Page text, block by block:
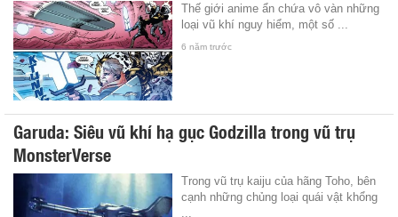
Thế giới anime ẩn chứa vô vàn những
loại vũ khí nguy hiểm, một số ...
6 năm trước
Garuda: Siêu vũ khí hạ gục Godzilla trong vũ trụ
MonsterVerse
Trong vũ trụ kaiju của hãng Toho, bên
cạnh những chủng loại quái vật khổng